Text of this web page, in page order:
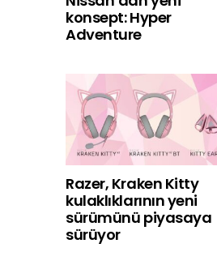
konsept: Hyper
Adventure
Razer, Kraken Kitty
kulaklıklarının yeni
sürümünü piyasaya
sürüyor